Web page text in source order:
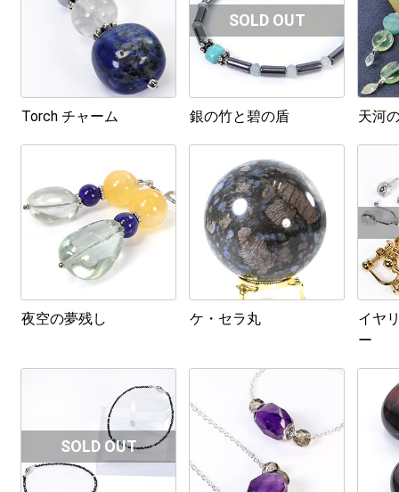
Torch チャーム 銀の竹と碧の盾 天河
夜空の夢残し ケ・セラ丸
イヤ
ー